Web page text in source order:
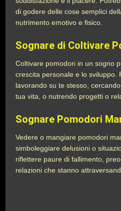
di godere delle cose semplici
nutrimento emotivo e fisico.
Sognare di Coltivare
Coltivare pomodori in un sogno
crescita personale e lo sviluppo.
lavorando su te stesso,
tua vita, o nutrendo progetti o
Sognare Pomodori
Vedere o mangiare pomodori
simboleggiare delusioni o
riflettere paure di fallimento,
relazioni che stanno